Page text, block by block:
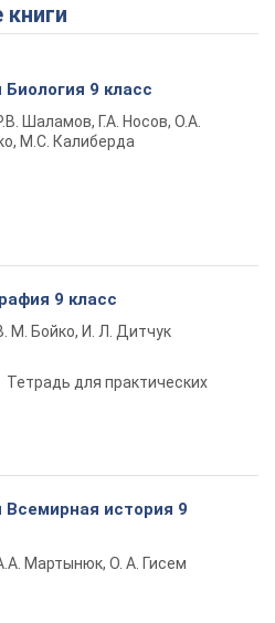
книги
Биология 9 класс
Шаламов, Г.А. Носов, О.А.
М.С. Калиберда
9 класс
М. Бойко, И. Л. Дитчук
Тетрадь для практических
Всемирная история 9
Мартынюк, О. А. Гисем